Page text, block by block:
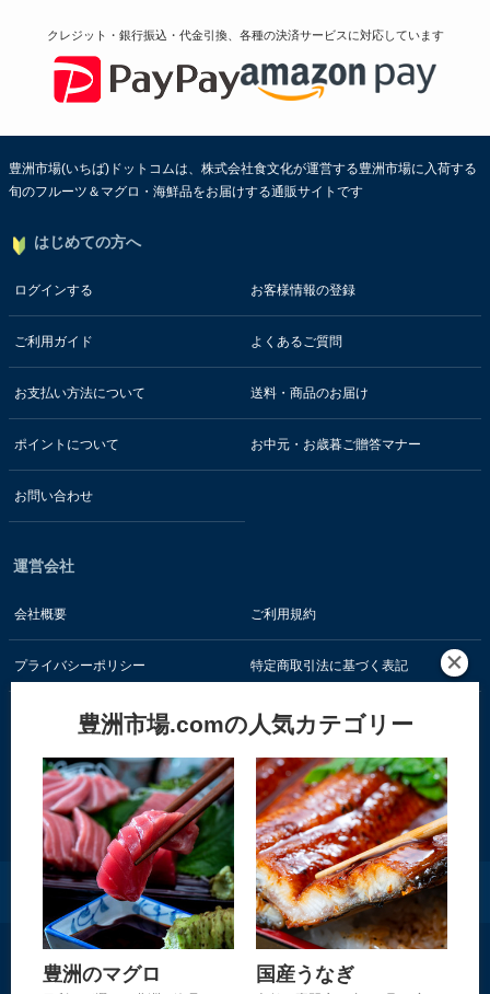
クレジット・銀行振込・代金引換、各種の決済サービスに対応しています
豊洲市場(いちば)ドットコムは、株式会社食文化が運営する豊洲市場に入荷する
旬のフルーツ＆マグロ・海鮮品をお届けする通販サイトです
はじめての方へ
ログインする お客様情報の登録
ご利用ガイド よくあるご質問
お支払い方法について 送料・商品のお届け
ポイントについて お中元・お歳暮ご贈答マナー
お問い合わせ
運営会社
会社概要 ご利用規約
プライバシーポリシー 特定商取引法に基づく表記
お客様の情報はSSL暗号通信技術で保護されています
Copyright © 2001-2026 株式会社 食文化 All rights reserved.
豊洲市場.comの人気カテゴリー
豊洲のマグロ 国産うなぎ